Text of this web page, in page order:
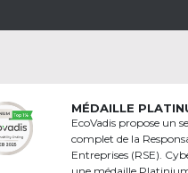
MÉDAILLE
EcoVadis propose un
complet de la
Entreprises (RSE).